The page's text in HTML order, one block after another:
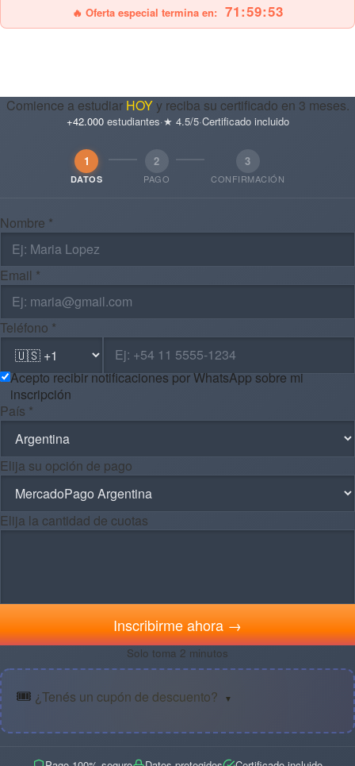
🔥 Oferta especial termina en: 71:59:52
Comience a estudiar HOYy reciba su certificado en 3 meses.
+42.000estudiantes·★ 4.5/5·Certificado incluido
1
DATOS
2
PAGO
3
CONFIRMACIÓN
Nombre *
Email *
Teléfono *
Acepto recibir notificaciones por WhatsApp sobre mi
inscripción
País *
Elija su opción de pago
Elija la cantidad de cuotas
Inscribirme ahora →
Solo toma 2 minutos
🎟️ ¿Tenés un cupón de descuento? ▼